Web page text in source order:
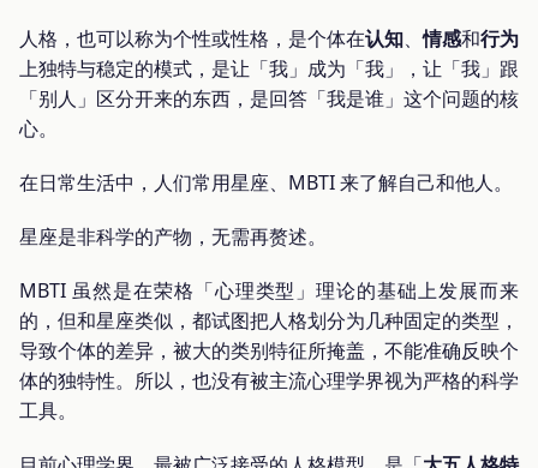
人格，也可以称为个性或性格，是个体在认知、情感和行为
上独特与稳定的模式，是让「我」成为「我」，让「我」跟
「别人」区分开来的东西，是回答「我是谁」这个问题的核
心。
在日常生活中，人们常用星座、MBTI 来了解自己和他人。
星座是非科学的产物，无需再赘述。
MBTI 虽然是在荣格「心理类型」理论的基础上发展而来
的，但和星座类似，都试图把人格划分为几种固定的类型，
导致个体的差异，被大的类别特征所掩盖，不能准确反映个
体的独特性。所以，也没有被主流心理学界视为严格的科学
工具。